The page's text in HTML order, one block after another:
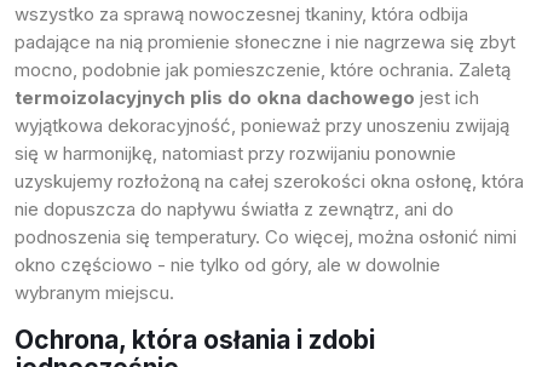
wszystko za sprawą nowoczesnej tkaniny, która odbija
padające na nią promienie słoneczne i nie nagrzewa się zbyt
mocno, podobnie jak pomieszczenie, które ochrania. Zaletą
termoizolacyjnych plis do okna dachowego jest ich
wyjątkowa dekoracyjność, ponieważ przy unoszeniu zwijają
się w harmonijkę, natomiast przy rozwijaniu ponownie
uzyskujemy rozłożoną na całej szerokości okna osłonę, która
nie dopuszcza do napływu światła z zewnątrz, ani do
podnoszenia się temperatury. Co więcej, można osłonić nimi
okno częściowo - nie tylko od góry, ale w dowolnie
wybranym miejscu.
Ochrona, która osłania i zdobi